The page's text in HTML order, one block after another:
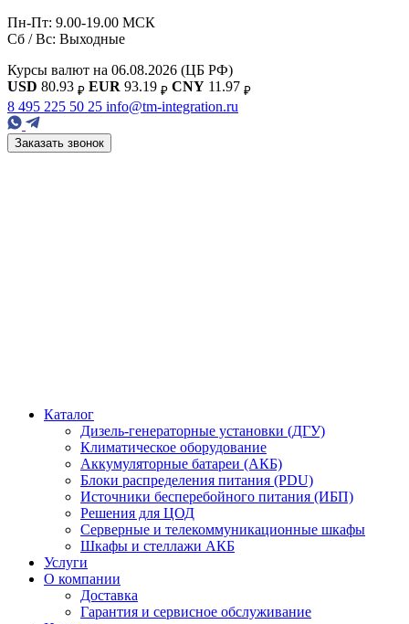
Пн-Пт: 9.00-19.00 МСК
Сб / Вс: Выходные
Курсы валют на 06.08.2026 (ЦБ РФ)
USD 80.93 ₽ EUR 93.19 ₽ CNY 11.97 ₽
8 495 225 50 25 info@tm-integration.ru
Заказать звонок
Каталог
Дизель-генераторные установки (ДГУ)
Климатическое оборудование
Аккумуляторные батареи (АКБ)
Блоки распределения питания (PDU)
Источники бесперебойного питания (ИБП)
Решения для ЦОД
Серверные и телекоммуникационные шкафы
Шкафы и стеллажи АКБ
Услуги
О компании
Доставка
Гарантия и сервисное обслуживание